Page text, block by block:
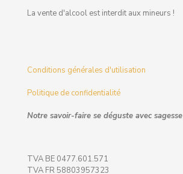
La vente d'alcool est interdit aux mineurs !
Conditions générales d'utilisation
Politique de confidentialité
Notre savoir-faire se déguste avec sagesse
TVA BE 0477.601.571
TVA FR 58803957323